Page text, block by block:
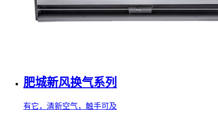
肥城新风换气系列
有它，清新空气，触手可及